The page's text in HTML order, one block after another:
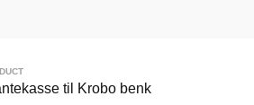
til Krobo benk